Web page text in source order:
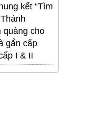
kết “Tìm
quàng cho
gắn cấp
I & II